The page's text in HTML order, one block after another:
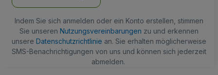
Indem Sie sich anmelden oder ein Konto erstellen, stimmen
Sie unseren Nutzungsvereinbarungen zu und erkennen
unsere Datenschutzrichtlinie an. Sie erhalten möglicherweise
SMS-Benachrichtigungen von uns und können sich jederzeit
abmelden.